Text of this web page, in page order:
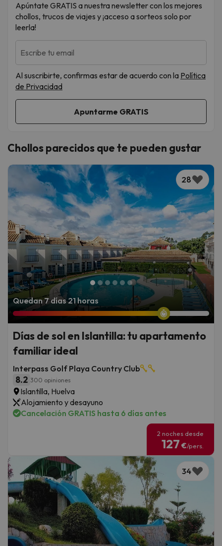
Apúntate GRATIS a nuestra newsletter con los mejores
chollos, trucos de viajes y ¡acceso a sorteos solo por
leerla!
Escribe tu email
Al suscribirte, confirmas estar de acuerdo con la Política
de Privacidad
Chollos parecidos que te pueden gustar
Quedan 7 días 21 horas
28
Días de sol en Islantilla: tu apartamento
familiar ideal
Interpass Golf Playa Country Club
8.2 300 opiniones
Islantilla, Huelva
Alojamiento y desayuno
Cancelación GRATIS hasta 6 días antes
2 noches desde
127 €/pers.
34